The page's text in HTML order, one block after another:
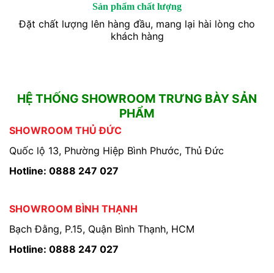
Sản phẩm chất lượng
Đặt chất lượng lên hàng đầu, mang lại hài lòng cho
khách hàng
HỆ THỐNG SHOWROOM TRƯNG BÀY SẢN
PHẨM
SHOWROOM THỦ ĐỨC
Quốc lộ 13, Phường Hiệp Bình Phước, Thủ Đức
Hotline: 0888 247 027
SHOWROOM BÌNH THẠNH
Bạch Đằng, P.15, Quận Bình Thạnh, HCM
Hotline: 0888 247 027